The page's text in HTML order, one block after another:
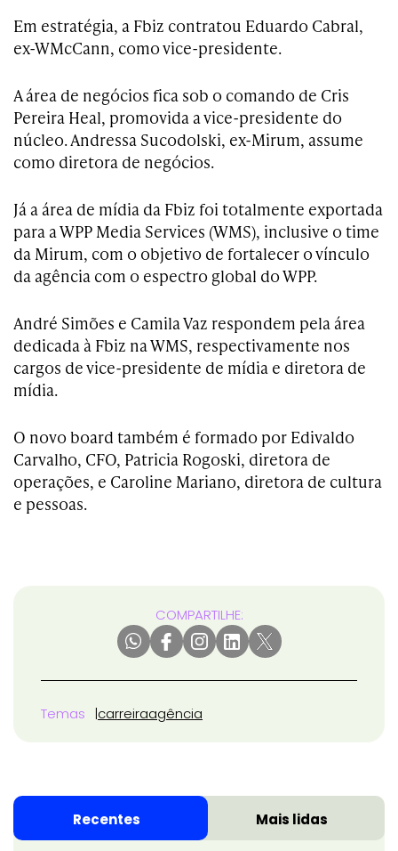
Em estratégia, a Fbiz contratou Eduardo Cabral,
ex-WMcCann, como vice-presidente.
A área de negócios fica sob o comando de Cris
Pereira Heal, promovida a vice-presidente do
núcleo. Andressa Sucodolski, ex-Mirum, assume
como diretora de negócios.
Já a área de mídia da Fbiz foi totalmente exportada
para a WPP Media Services (WMS), inclusive o time
da Mirum, com o objetivo de fortalecer o vínculo
da agência com o espectro global do WPP.
André Simões e Camila Vaz respondem pela área
dedicada à Fbiz na WMS, respectivamente nos
cargos de vice-presidente de mídia e diretora de
mídia.
O novo board também é formado por Edivaldo
Carvalho, CFO, Patricia Rogoski, diretora de
operações, e Caroline Mariano, diretora de cultura
e pessoas.
COMPARTILHE:
Temas carreiraagência
Recentes Mais lidas